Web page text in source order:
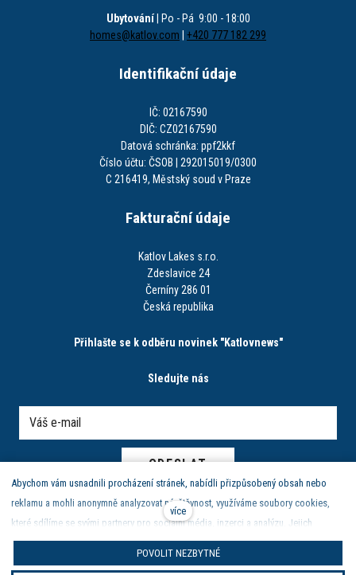
Ubytování| Po - Pá 9:00 - 18:00
homes@katlov.com
+420 777 182 299
Identifikační údaje
IČ: 02167590
DIČ: CZ02167590
Datová schránka: ppf2kkf
Číslo účtu: ČSOB | 292015019/0300
C 216419, Městský soud v Praze
Fakturační údaje
Katlov Lakes s.r.o.
Zdeslavice 24
Černíny 286 01
Česká republika
Přihlašte se k odběru novinek "Katlovnews"
Sledujte nás
ODESLAT
Zásady ochrany osobních údajů|obchodní podmínky | reklamační
řád|nastavení cookies
Abychom vám usnadnili procházení stránek, nabídli přizpůsobený obsah nebo
reklamu a mohli anonymně analyzovat návštěvnost, využíváme soubory cookies,
které sdílíme se svými partnery pro sociální média, inzerci a analýzu. Jejich
nastavení upravíte odkazem "Nastavení cookies" a kdykoliv jej můžete změnit v
patičce webu. Podrobnější informace najdete v našich Zásadách ochrany
více
POVOLIT NEZBYTNÉ